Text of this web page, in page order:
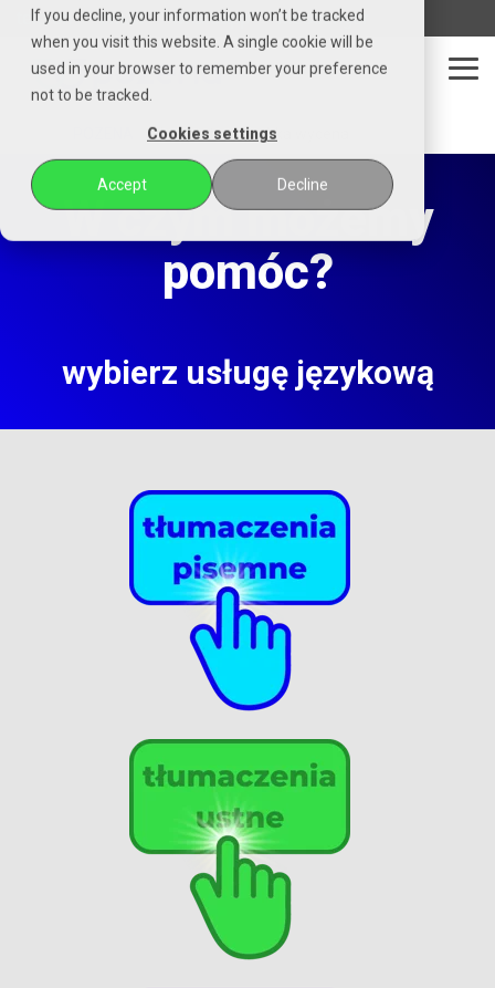
If you decline, your information won’t be tracked
when you visit this website. A single cookie will be
used in your browser to remember your preference
not to be tracked.
Cookies settings
Accept Decline
Czytaj
stronę
główną
POZENA
telefon email whatsapp messenger
bezpłatna i szybka wycena
W czym możemy
pomóc?
wybierz usługę językową